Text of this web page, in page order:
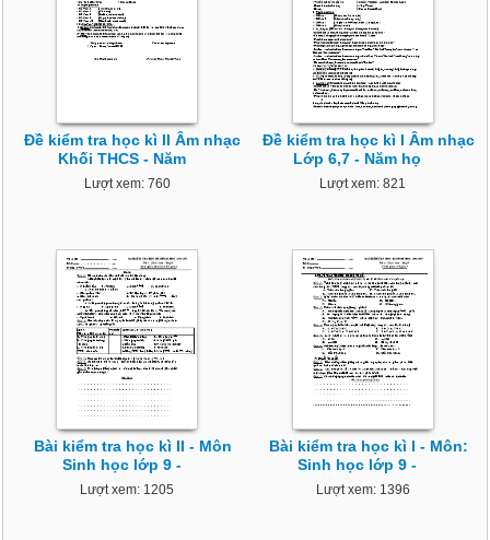
Đề kiểm tra học kì II Âm nhạc
Khối THCS - Năm
Lượt xem: 760
Đề kiểm tra học kì I Âm nhạc
Lớp 6,7 - Năm họ
Lượt xem: 821
Bài kiểm tra học kì II - Môn
Sinh học lớp 9 -
Lượt xem: 1205
Bài kiểm tra học kì I - Môn:
Sinh học lớp 9 -
Lượt xem: 1396